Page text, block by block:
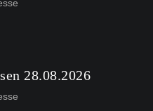
28.08.2026